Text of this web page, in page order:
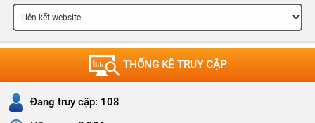
Chương trình Chào cờ, phổ biến Nghị quyết tháng 8
THỐNG KÊ TRUY CẬP
Đang truy cập: 108